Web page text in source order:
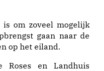
om zoveel mogelijk
gaan naar de
op het eiland.
Roses en Landhuis